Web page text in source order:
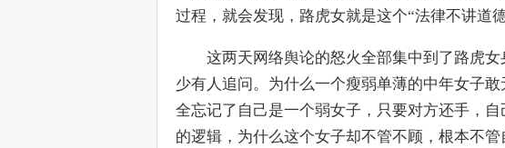
过程，就会发现，路虎女就是这个“法律不讲道
这两天网络舆论的怒火全部集中到了路虎女
少有人追问。为什么一个瘦弱单薄的中年女子
全忘记了自己是一个弱女子，只要对方还手，
的逻辑，为什么这个女子却不管不顾，根本不